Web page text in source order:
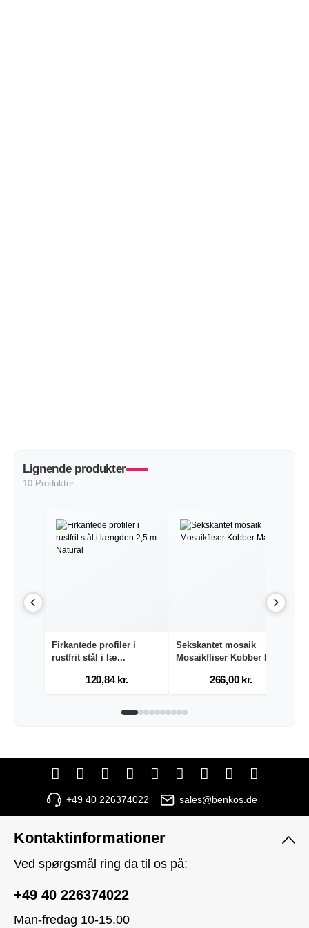
Lignende produkter
10 Produkter
Firkantede profiler i
rustfrit stål i læ...
120,84 kr.
Sekskantet mosaik
Mosaikfliser Kobber Ma...
266,00 kr.
+49 40 226374022 sales@benkos.de
Kontaktinformationer
Ved spørgsmål ring da til os på:
+49 40 226374022
Man-fredag 10-15.00